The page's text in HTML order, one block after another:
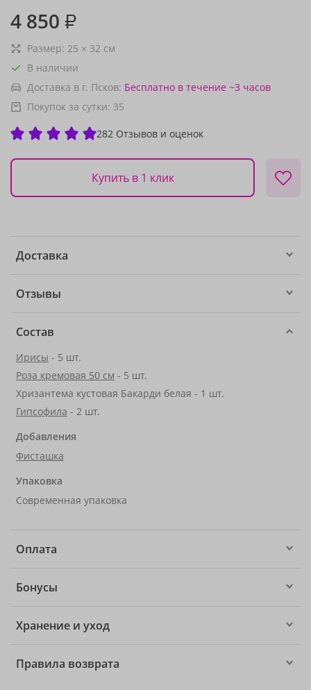
4 850 ₽
Размер: 25 × 32 см
В наличии
Доставка в г. Псков: Бесплатно в течение ~3 часов
Покупок за сутки: 35
282 Отзывов и оценок
Купить в 1 клик
Доставка
Отзывы
Состав
Ирисы - 5 шт.
Роза кремовая 50 см - 5 шт.
Хризантема кустовая Бакарди белая - 1 шт.
Гипсофила - 2 шт.
Добавления
Фисташка
Упаковка
Современная упаковка
Оплата
Бонусы
Хранение и уход
Правила возврата